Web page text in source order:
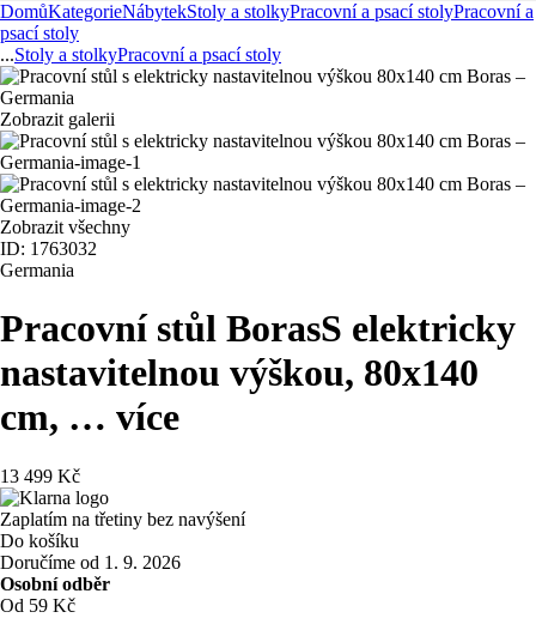
DomůKategorieNábytekStoly a stolkyPracovní a psací stolyPracovní a
psací stoly
...Stoly a stolkyPracovní a psací stoly
Zobrazit galerii
Zobrazit všechny
ID: 1763032
Germania
Pracovní stůl BorasS elektricky
nastavitelnou výškou, 80x140
cm, … více
13 499 Kč
Zaplatím na třetiny bez navýšení
Do košíku
Doručíme od 1. 9. 2026
Osobní odběr
Od 59 Kč